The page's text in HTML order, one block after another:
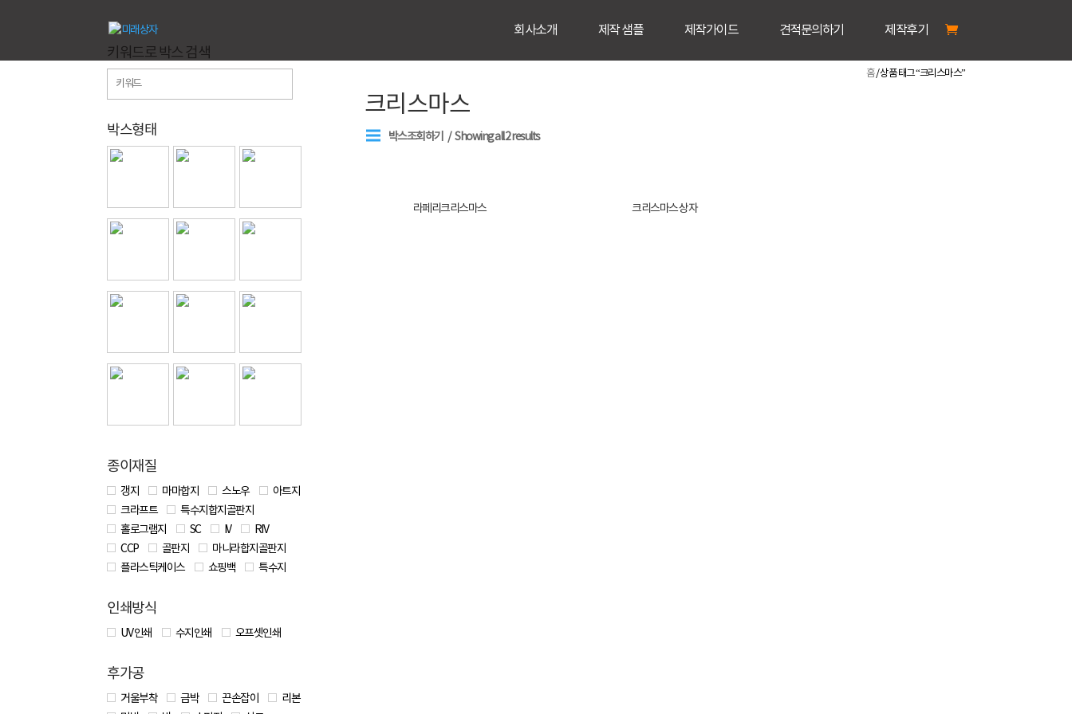
회사소개 제작 샘플 제작가이드 견적문의하기 제작후기
홈/ 상품 태그 “크리스마스”
크리스마스
박스조회하기 Showing all 2 results
라페리크리스마스 크리스마스 상자
키워드로 박스 검색
박스형태
종이재질
갱지 마마합지 스노우
아트지
크라프트
특수지합지골판지
홀로그램지
SC IV
RIV
CCP
골판지
마니라합지골판지
플라스틱케이스
쇼핑백 특수지
인쇄방식
UV 인쇄 수지인쇄 오프셋인쇄
후가공
거울부착 금박 끈손잡이
리본